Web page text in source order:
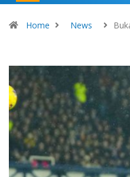
Home News